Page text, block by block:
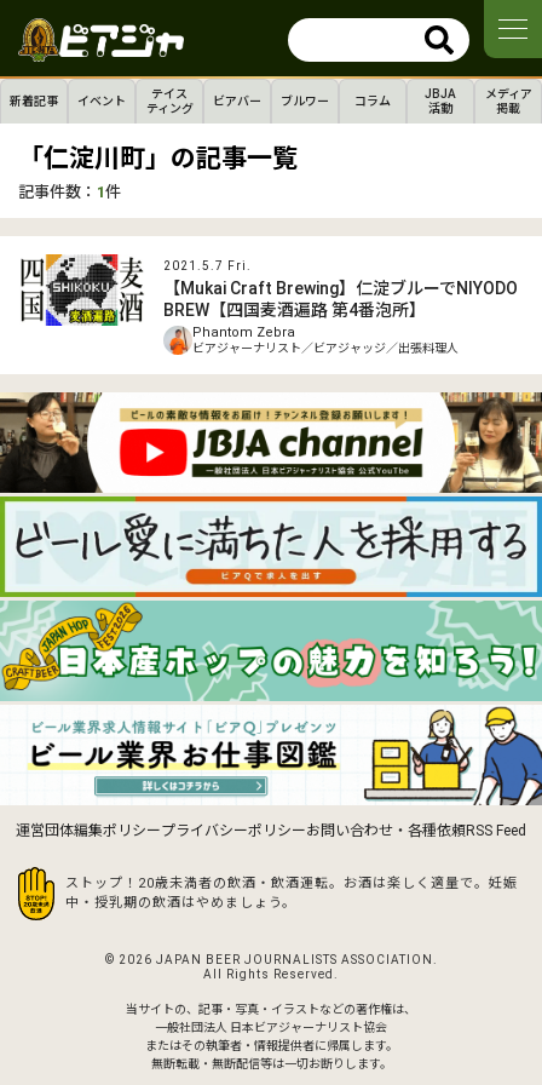
新着記事 イベント
テイス
ティング
ビアバー ブルワー コラム
JBJA
活動
メディア
掲載
「仁淀川町」の記事一覧
記事件数： 1件
2021.5.7 Fri.
【Mukai Craft Brewing】仁淀ブルーでNIYODO
BREW【四国麦酒遍路 第4番泡所】
Phantom Zebra
ビアジャーナリスト／ビアジャッジ／出張料理人
運営団体編集ポリシープライバシーポリシーお問い合わせ・各種依頼RSS Feed
ストップ！20歳未満者の飲酒・飲酒運転。お酒は楽しく適量で。 妊娠
中・授乳期の飲酒はやめましょう。
© 2026 JAPAN BEER JOURNALISTS ASSOCIATION.
All Rights Reserved.
当サイトの、記事・写真・イラストなどの著作権は、
一般社団法人 日本ビアジャーナリスト協会
またはその執筆者・情報提供者に帰属します。
無断転載・無断配信等は一切お断りします。